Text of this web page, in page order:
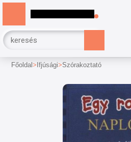
Főoldal Ifjúsági Szórakoztató